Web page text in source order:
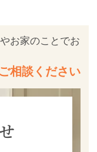
お家のことでお
相談ください